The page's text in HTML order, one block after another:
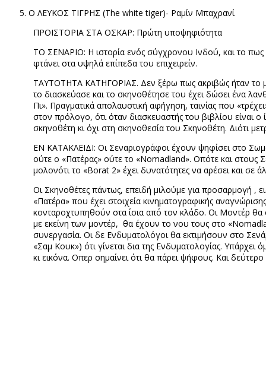
Ο ΛΕΥΚΟΣ ΤΙΓΡΗΣ (The white tiger)- Ραμίν Μπαχρανί
ΠΡΟΪΣΤΟΡΙΑ ΣΤΑ ΟΣΚΑΡ: Πρώτη υποψηφιότητα
ΤΟ ΣΕΝΑΡΙΟ: H ιστορία ενός σύγχρονου Ινδού, και το πως
φτάνει στα υψηλά επίπεδα του επιχειρείν.
ΤΑΥΤΟΤΗΤΑ ΚΑΤΗΓΟΡΙΑΣ. Δεν ξέρω πως ακριβώς ήταν το
το διασκεύασε και το σκηνοθέτησε του έχει δώσει ένα
Πι». Πραγματικά απολαυστική αφήγηση, ταινίας που
στον πρόλογο, ότι όταν διασκευαστής του βιβλίου είναι
σκηνοθέτη κι όχι στη σκηνοθεσία του Σκηνοθέτη. Διότι
ΕΝ ΚΑΤΑΚΛΕΙΔΙ: Οι Σεναριογράφοι έχουν ψηφίσει στο
ούτε ο «Πατέρας» ούτε το «Nomadland». Οπότε και στους
μολονότι το «Borat 2» έχει δυνατότητες να αρέσει και
Οι Σκηνοθέτες πάντως, επειδή μιλούμε για προσαρμογή ,
«Πατέρα» που έχει στοιχεία κινηματογραφικής
κονταροχτυπηθούν στα ίσια από τον κλάδο. Οι Μοντέρ θα
με εκείνη των μοντέρ, θα έχουν το νου τους στο «
συνεργασία. Οι δε Ενδυματολόγοι θα εκτιμήσουν στο
«Σαμ Κουκ») ότι γίνεται δια της Ενδυματολογίας.
κι εικόνα. Οπερ σημαίνει ότι θα πάρει ψήφους. Και